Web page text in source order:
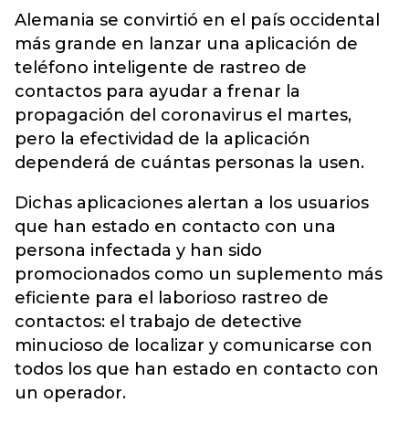
Alemania se convirtió en el país occidental
más grande en lanzar una aplicación de
teléfono inteligente de rastreo de
contactos para ayudar a frenar la
propagación del coronavirus el martes,
pero la efectividad de la aplicación
dependerá de cuántas personas la usen.
Dichas aplicaciones alertan a los usuarios
que han estado en contacto con una
persona infectada y han sido
promocionados como un suplemento más
eficiente para el laborioso rastreo de
contactos: el trabajo de detective
minucioso de localizar y comunicarse con
todos los que han estado en contacto con
un operador.